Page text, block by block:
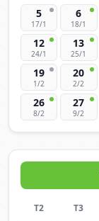
5
17/1
6
18/1
12
24/1
13
25/1
19
1/2
20
2/2
26
8/2
27
9/2
T2 T3